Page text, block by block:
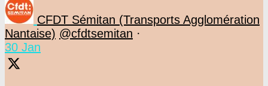
CFDT Sémitan (Transports Agglomération
Nantaise) @cfdtsemitan ·
30 Jan